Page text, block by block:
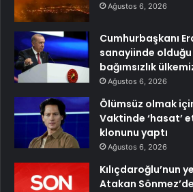
Ağustos 6, 2026
Cumhurbaşkanı
sanayiinde
bağımsızlık
Ağustos 6, 2026
Ölümsüz olmak
Vaktinde ‘hasat’
klonunu yaptı
Ağustos 6, 2026
Kılıçdaroğlu’nun
Atakan